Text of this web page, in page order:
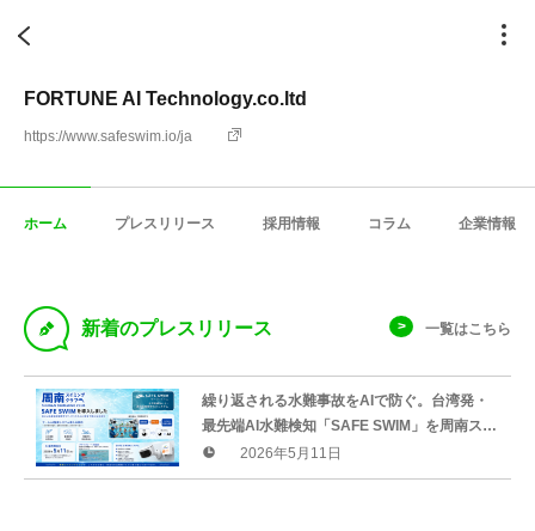
FORTUNE AI Technology.co.ltd
https://www.safeswim.io/ja
ホーム プレスリリース 採用情報 コラム 企業情報
D 新着のプレスリリース 一覧はこちら
繰り返される水難事故をAIで防ぐ。台湾発・
最先端AI水難検知「SAFE SWIM」を周南スイ
ミングクラブが導入決定
2026年5月11日